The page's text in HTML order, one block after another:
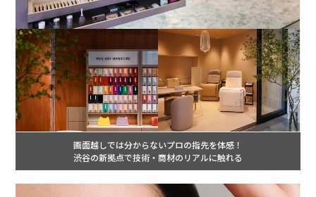
画面越しでは分からないプロの指先を体感！
渋谷の新拠点で技術・商材のリアルに触れる